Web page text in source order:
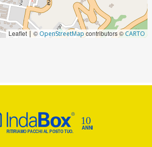
Leaflet |© OpenStreetMap contributors ©CARTO